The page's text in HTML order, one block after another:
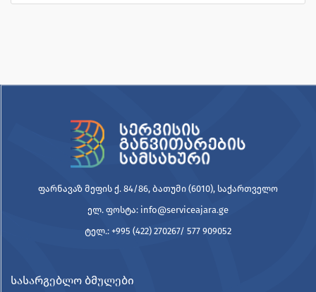
ფარნავაზ მეფის ქ. 84/86, ბათუმი (6010), საქართველო
ელ. ფოსტა: info@serviceajara.ge
ტელ.: +995 (422) 270267/ 577 909052
სასარგებლო ბმულები